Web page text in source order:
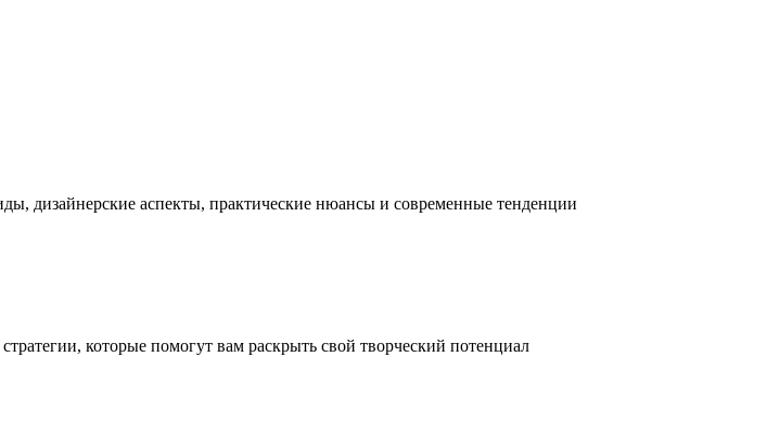
дизайнерские аспекты, практические нюансы и современные тенденции
которые помогут вам раскрыть свой творческий потенциал